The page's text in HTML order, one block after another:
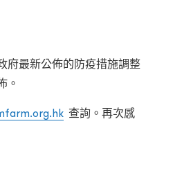
府最新公佈的防疫措施調整
。
查詢。再次感